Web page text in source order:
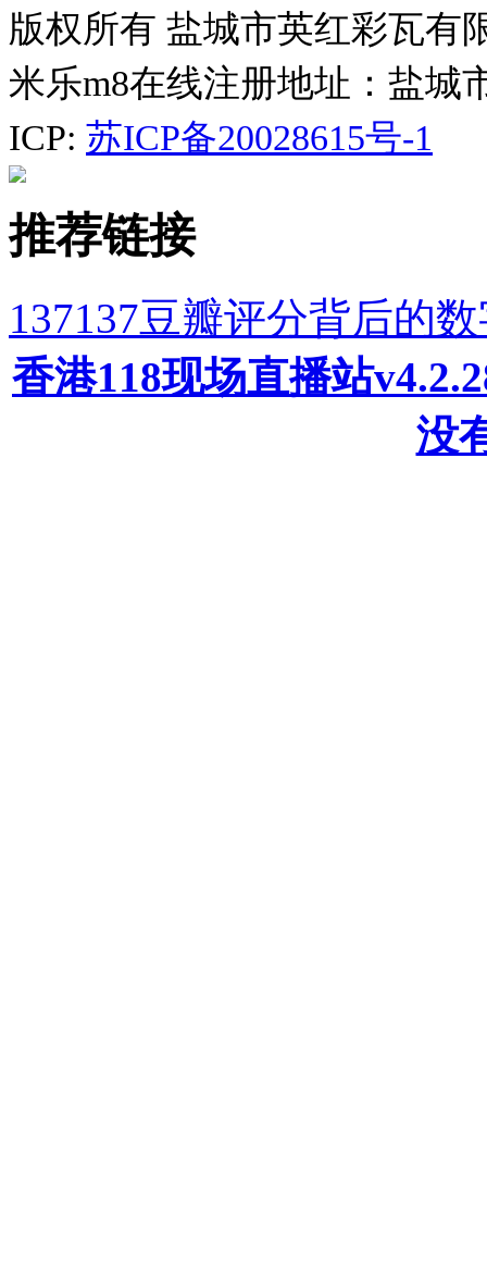
版权所有 盐城市英红彩瓦有
米乐m8在线注册地址：盐城
ICP: 苏ICP备20028615号-1
推荐链接
137137豆瓣评分背后的
香港118现场直播站
没